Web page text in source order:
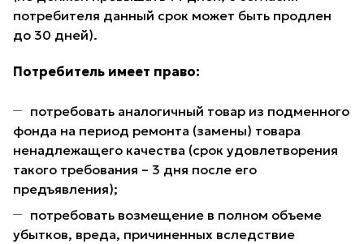
потребителя данный срок может быть продлен
до 30 дней).
Потребитель имеет право:
потребовать аналогичный товар из подменного
фонда на период ремонта (замены) товара
ненадлежащего качества (срок удовлетворения
такого требования – 3 дня после его
предъявления);
потребовать возмещение в полном объеме
убытков, вреда, причиненных вследствие